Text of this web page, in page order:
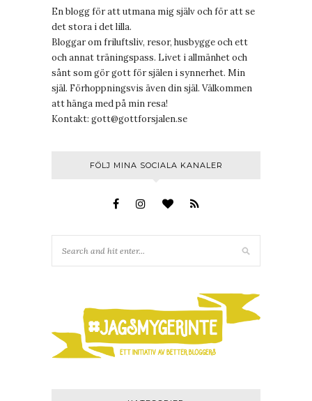
En blogg för att utmana mig själv och för att se
det stora i det lilla.
Bloggar om friluftsliv, resor, husbygge och ett
och annat träningspass. Livet i allmänhet och
sånt som gör gott för själen i synnerhet. Min
själ. Förhoppningsvis även din själ. Välkommen
att hänga med på min resa!
Kontakt: gott@gottforsjalen.se
FÖLJ MINA SOCIALA KANALER